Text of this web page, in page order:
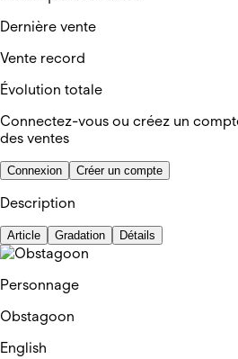
Dernière vente
Vente record
Évolution totale
Connectez-vous ou créez un
des ventes
Connexion Créer un compte
Description
Article Gradation Détails
Personnage
Obstagoon
English